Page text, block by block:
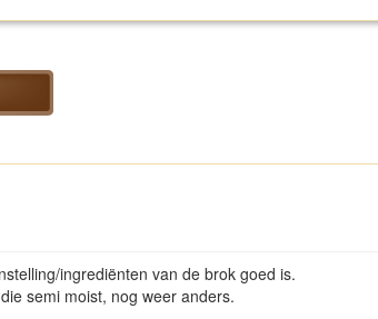
ingrediënten van de brok goed is.
semi moist, nog weer anders.